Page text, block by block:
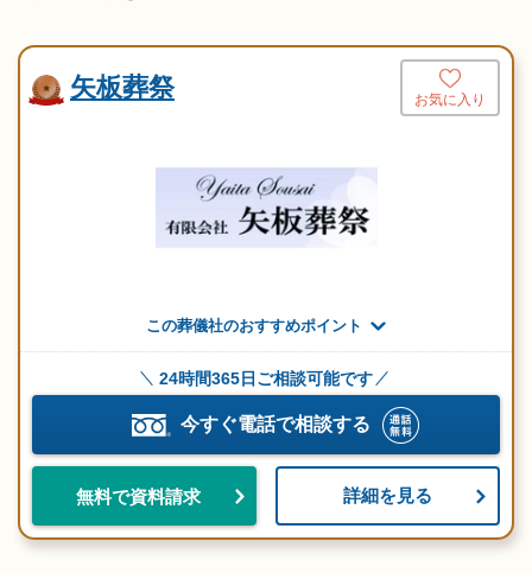
矢板葬祭 お気に入り
この葬儀社のおすすめポイント
24時間365日ご相談可能です
今すぐ電話で相談する
無料で資料請求 詳細を見る